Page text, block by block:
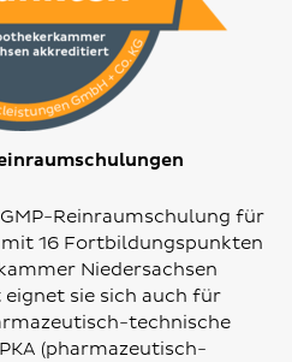
Reinraumschulung für
16 Fortbildungspunkten
Niedersachsen
sie sich auch für
technische
(pharmazeutisch-